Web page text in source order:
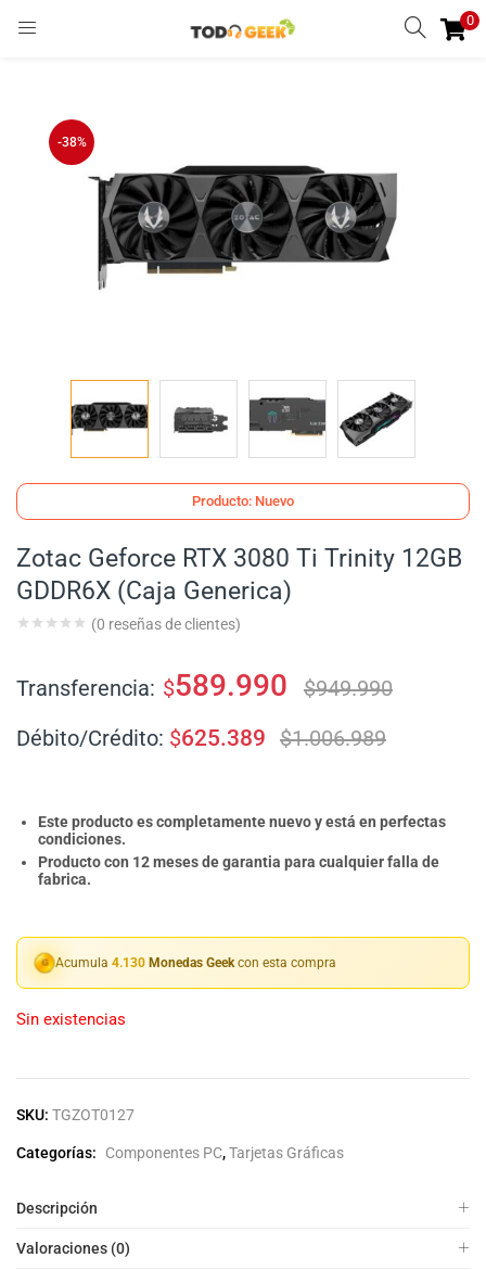
0
-38%
Producto: Nuevo
Zotac Geforce RTX 3080 Ti Trinity 12GB
GDDR6X (Caja Generica)
(0 reseñas de clientes)
Transferencia: $589.990 $949.990
Débito/Crédito: $625.389 $1.006.989
Este producto es completamente nuevo y está en perfectas
condiciones.
Producto con 12 meses de garantia para cualquier falla de
fabrica.
Acumula 4.130 Monedas Geekcon esta compra
Sin existencias
SKU: TGZOT0127
Categorías: Componentes PC,Tarjetas Gráficas
Descripción
Valoraciones (0)
REGISTRARSE
Remember me